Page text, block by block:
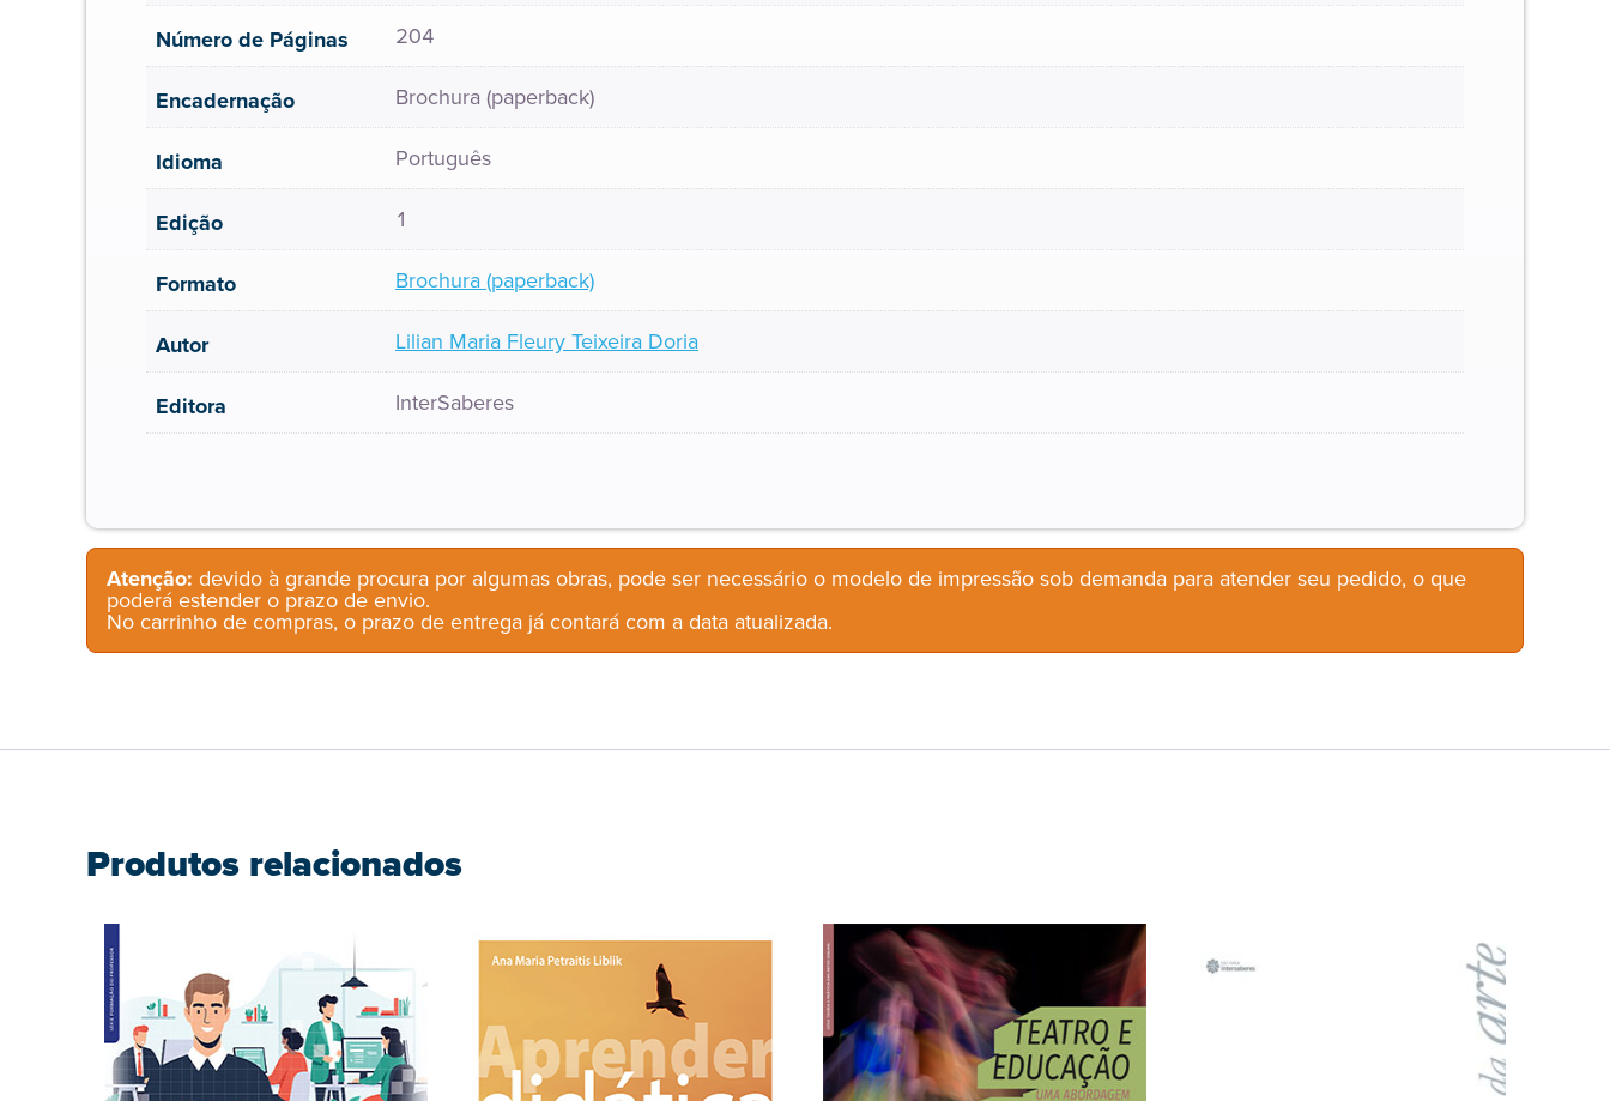
Número de Páginas 204
Encadernação Brochura (paperback)
Idioma Português
Edição 1
Formato Brochura (paperback)
Autor Lilian Maria Fleury Teixeira Doria
Editora InterSaberes
Atenção: devido à grande procura por algumas obras, pode ser necessário o modelo de impressão sob demanda para atender seu pedido, o que
poderá estender o prazo de envio.
No carrinho de compras, o prazo de entrega já contará com a data atualizada.
Produtos relacionados